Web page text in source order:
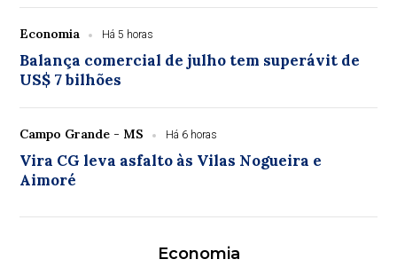
Economia Há 5 horas
Balança comercial de julho tem superávit de
US$ 7 bilhões
Campo Grande - MS Há 6 horas
Vira CG leva asfalto às Vilas Nogueira e
Aimoré
Economia